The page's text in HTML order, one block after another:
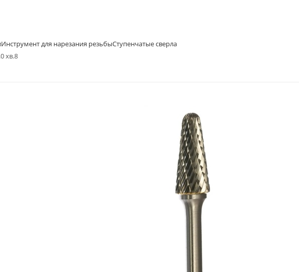
Инструмент для нарезания резьбыСтупенчатые сверла
хв.8